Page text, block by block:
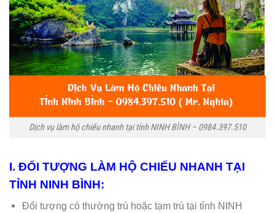
Dịch vụ làm hộ chiếu nhanh tại tỉnh NINH BÌNH – 0984.397.510
I. ĐỐI TƯỢNG LÀM HỘ CHIẾU NHANH TẠI
TỈNH NINH BÌNH:
Đối tượng có thường trú hoặc tạm trú tại tỉnh NINH